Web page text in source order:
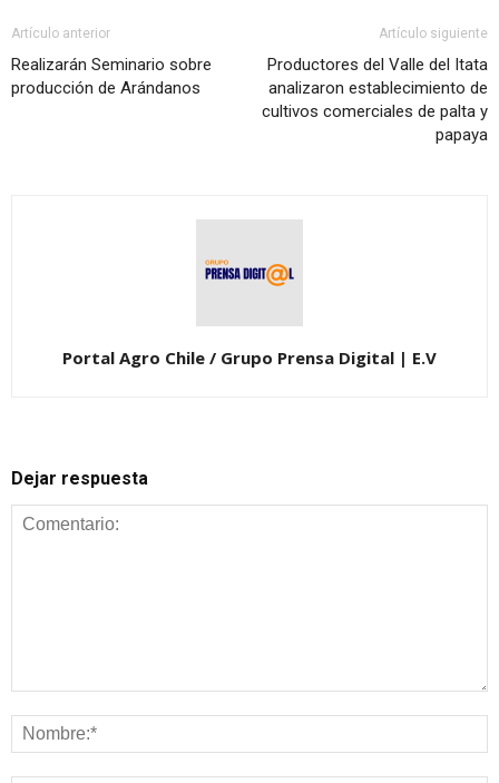
Artículo anterior
Realizarán Seminario sobre
producción de Arándanos
Artículo siguiente
Productores del Valle del Itata
analizaron establecimiento de
cultivos comerciales de palta y
papaya
Portal Agro Chile / Grupo Prensa Digital | E.V
Dejar respuesta